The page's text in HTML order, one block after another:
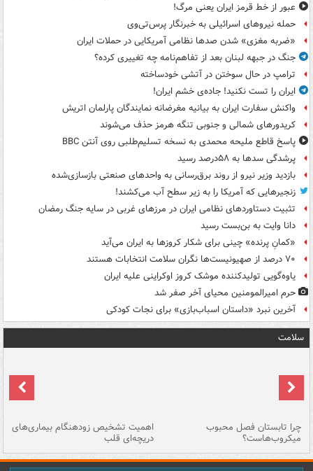
عبور از خط قرمز ایران یعنی مرگ!
حمله نیروهای اسرائیلی به خبرنگار پرس‌تی‌وی
«ضربه مغزی» شدن صدها نظامی آمریکایی در حملات ایران
جنگ در جبهه لبنان بعد از تفاهم‌نامه چه تغییری کرده؟
ترامپ در حال سوختن در آتشی خودساخته
ایران را تست نکنید! جاده‌ی خشم ایران!
واکنش سفارت ایران به بیانیه مغرضانه نمایندگان پارلمان اتریش
کریدورهای شمالی و جنوبی تنگه هرمز حذف می‌شوند
پاسخ قاطع ملیحه محمدی به نسخه تسلیم‌طلبی روی آنتن BBC
پرشدگی سدها به ۵۸درصد رسید
بازدید وزیر نیرو از روند برق‌رسانی به واحدهای صنعتی بازسازی‌شده
زنجیرهایی که آمریکا را به زیر سطح آب می‌کشند!
تثبیت دستاوردهای نظامی ایران در مرزهای غربی در سایه جنگ رمضان
دانا وایت به بن‌بست رسید
«کمانِ پرنده» چینی برای شکار کروزها به ایران می‌آید
۷۰ درصد از صهیونیست‌ها نگران سلامت انتخابات هستند
یاوه‌گویی تولیدکننده موشک کروز اوکراینی علیه ایران
حرم امیرالمومنین محیای آخر صفر شد
آخرین نبرد «داستان اسباب‌بازی» برای نجات کودکی
سلامت
چرا تابستان فصل محبوب
میکروب‌هاست؟
اهمیت تشخیص زودهنگام بیماری‌های
دریچه‌ای قلب